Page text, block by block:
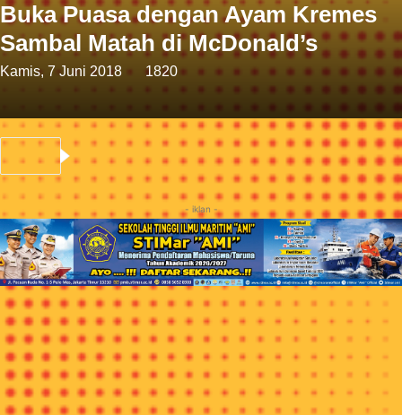
Buka Puasa dengan Ayam Kremes
Sambal Matah di McDonald’s
Kamis, 7 Juni 2018 1820
- iklan -
JAKARTA, ITN-
INDONESIA kaya akan beragam jenis kuliner
olahan ayam hingga aneka jenis sambal. Kali ini restoran
cepat saji McDonald’s meluncurkan menu ayam kremes
sambal matah.